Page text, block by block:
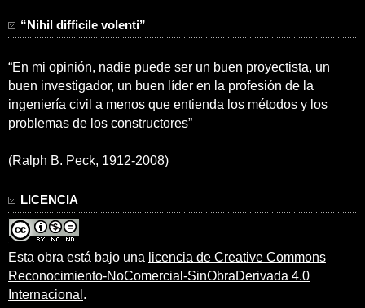
“Nihil difficile volenti”
“En mi opinión, nadie puede ser un buen proyectista, un
buen investigador, un buen líder en la profesión de la
ingeniería civil a menos que entienda los métodos y los
problemas de los constructores”
(Ralph B. Peck, 1912-2008)
LICENCIA
Esta obra está bajo una licencia de Creative Commons
Reconocimiento-NoComercial-SinObraDerivada 4.0
Internacional .